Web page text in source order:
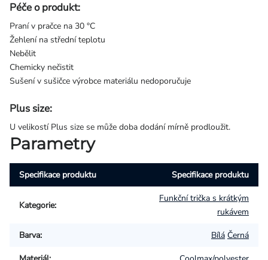
Péče o produkt:
Praní v pračce na 30 °C
Žehlení na střední teplotu
Nebělit
Chemicky nečistit
Sušení v sušičce výrobce materiálu nedoporučuje
Plus size:
U velikostí Plus size se může doba dodání mírně prodloužit.
Parametry
Specifikace produktu Specifikace produktu
Kategorie:
Funkční trička s krátkým
rukávem
Barva: Bílá Černá